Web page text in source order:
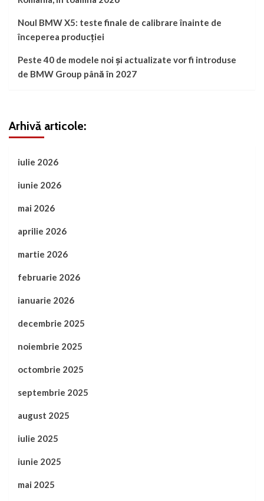
Noul BMW X5: teste finale de calibrare înainte de
începerea producției
Peste 40 de modele noi și actualizate vor fi introduse
de BMW Group până în 2027
Arhivă articole:
iulie 2026
iunie 2026
mai 2026
aprilie 2026
martie 2026
februarie 2026
ianuarie 2026
decembrie 2025
noiembrie 2025
octombrie 2025
septembrie 2025
august 2025
iulie 2025
iunie 2025
mai 2025